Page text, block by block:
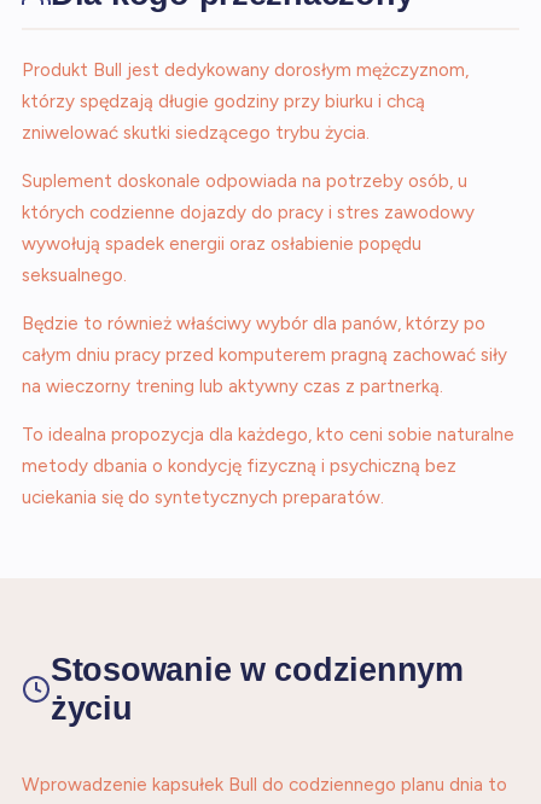
Produkt Bull jest dedykowany dorosłym mężczyznom,
którzy spędzają długie godziny przy biurku i chcą
zniwelować skutki siedzącego trybu życia.
Suplement doskonale odpowiada na potrzeby osób, u
których codzienne dojazdy do pracy i stres zawodowy
wywołują spadek energii oraz osłabienie popędu
seksualnego.
Będzie to również właściwy wybór dla panów, którzy po
całym dniu pracy przed komputerem pragną zachować siły
na wieczorny trening lub aktywny czas z partnerką.
To idealna propozycja dla każdego, kto ceni sobie naturalne
metody dbania o kondycję fizyczną i psychiczną bez
uciekania się do syntetycznych preparatów.
Stosowanie w codziennym
życiu
Wprowadzenie kapsułek Bull do codziennego planu dnia to